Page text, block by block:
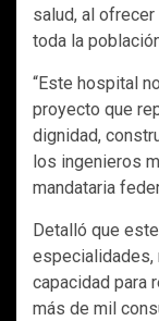
salud, al
toda la
“Este hospital
proyecto que
dignidad,
los ingenieros
mandataria
Detalló que
especialidades,
capacidad para
más de mil